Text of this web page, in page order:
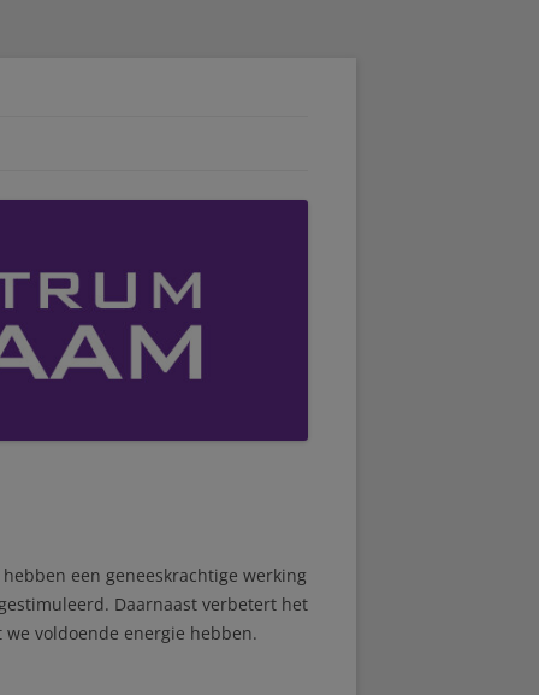
een geneeskrachtige werking
Daarnaast verbetert het
voldoende energie hebben.